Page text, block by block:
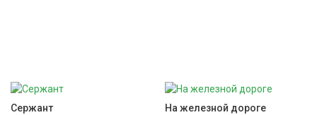
Сержант На железной дороге